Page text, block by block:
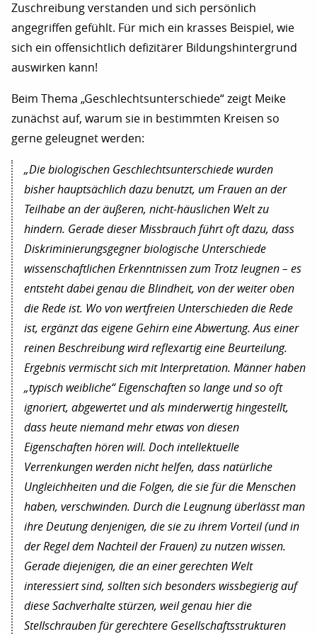
Zuschreibung verstanden und sich persönlich
angegriffen gefühlt. Für mich ein krasses Beispiel, wie
sich ein offensichtlich defizitärer Bildungshintergrund
auswirken kann!
Beim Thema „Geschlechtsunterschiede“ zeigt Meike
zunächst auf, warum sie in bestimmten Kreisen so
gerne geleugnet werden:
„Die biologischen Geschlechtsunterschiede wurden
bisher hauptsächlich dazu benutzt, um Frauen an der
Teilhabe an der äußeren, nicht-häuslichen Welt zu
hindern. Gerade dieser Missbrauch führt oft dazu, dass
Diskriminierungsgegner biologische Unterschiede
wissenschaftlichen Erkenntnissen zum Trotz leugnen – es
entsteht dabei genau die Blindheit, von der weiter oben
die Rede ist. Wo von wertfreien Unterschieden die Rede
ist, ergänzt das eigene Gehirn eine Abwertung. Aus einer
reinen Beschreibung wird reflexartig eine Beurteilung.
Ergebnis vermischt sich mit Interpretation. Männer haben
„typisch weibliche“ Eigenschaften so lange und so oft
ignoriert, abgewertet und als minderwertig hingestellt,
dass heute niemand mehr etwas von diesen
Eigenschaften hören will. Doch intellektuelle
Verrenkungen werden nicht helfen, dass natürliche
Ungleichheiten und die Folgen, die sie für die Menschen
haben, verschwinden. Durch die Leugnung überlässt man
ihre Deutung denjenigen, die sie zu ihrem Vorteil (und in
der Regel dem Nachteil der Frauen) zu nutzen wissen.
Gerade diejenigen, die an einer gerechten Welt
interessiert sind, sollten sich besonders wissbegierig auf
diese Sachverhalte stürzen, weil genau hier die
Stellschrauben für gerechtere Gesellschaftsstrukturen